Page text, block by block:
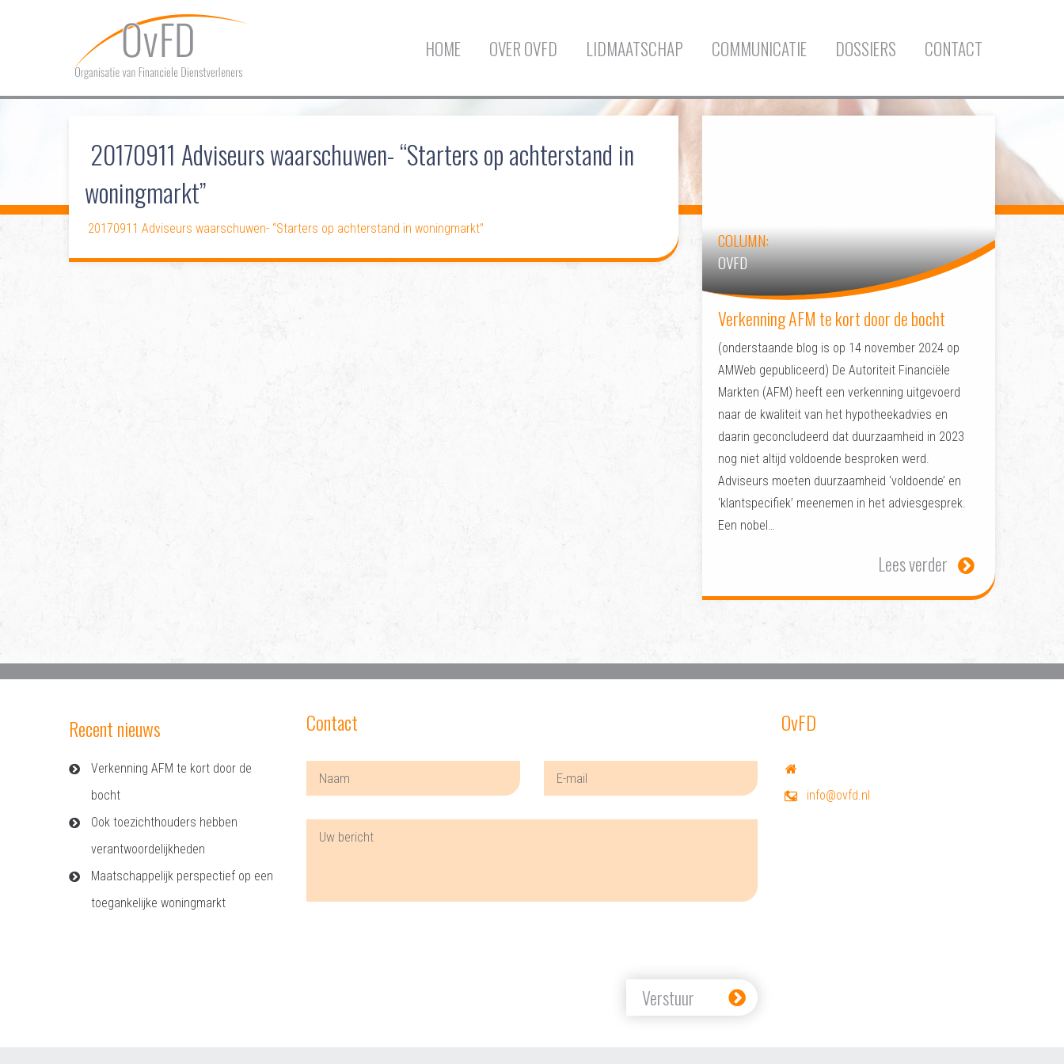
HOME OVER OVFD LIDMAATSCHAP COMMUNICATIE DOSSIERS CONTACT
20170911 Adviseurs waarschuwen- “Starters op achterstand in
woningmarkt”
20170911 Adviseurs waarschuwen- “Starters op achterstand in woningmarkt”
COLUMN:
OVFD
Verkenning AFM te kort door de bocht
(onderstaande blog is op 14 november 2024 op
AMWeb gepubliceerd) De Autoriteit Financiële
Markten (AFM) heeft een verkenning uitgevoerd
naar de kwaliteit van het hypotheekadvies en
daarin geconcludeerd dat duurzaamheid in 2023
nog niet altijd voldoende besproken werd.
Adviseurs moeten duurzaamheid ‘voldoende’ en
‘klantspecifiek’ meenemen in het adviesgesprek.
Een nobel…
Lees verder
Recent nieuws
Verkenning AFM te kort door de
bocht
Ook toezichthouders hebben
verantwoordelijkheden
Maatschappelijk perspectief op een
toegankelijke woningmarkt
Contact
Verstuur
OvFD
info@ovfd.nl